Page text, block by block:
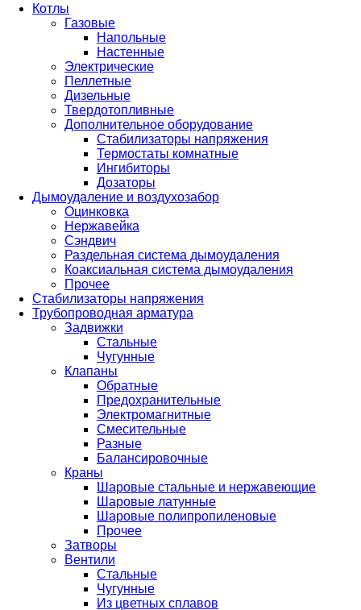
Котлы
Газовые
Напольные
Настенные
Электрические
Пеллетные
Дизельные
Твердотопливные
Дополнительное оборудование
Стабилизаторы напряжения
Термостаты комнатные
Ингибиторы
Дозаторы
Дымоудаление и воздухозабор
Оцинковка
Нержавейка
Сэндвич
Раздельная система дымоудаления
Коаксиальная система дымоудаления
Прочее
Стабилизаторы напряжения
Трубопроводная арматура
Задвижки
Стальные
Чугунные
Клапаны
Обратные
Предохранительные
Электромагнитные
Смесительные
Разные
Балансировочные
Краны
Шаровые стальные и нержавеющие
Шаровые латунные
Шаровые полипропиленовые
Прочее
Затворы
Вентили
Стальные
Чугунные
Из цветных сплавов